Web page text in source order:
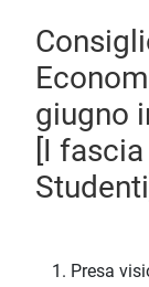
giugno
[I
Studenti]
Presa